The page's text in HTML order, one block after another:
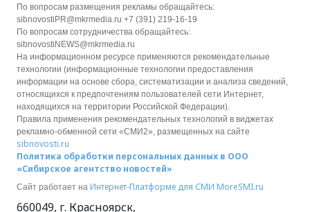
По вопросам размещения рекламы обращайтесь:
sibnovostiPR@mkrmedia.ru +7 (391) 219-16-19
По вопросам сотрудничества обращайтесь:
sibnovostiNEWS@mkrmedia.ru
На информационном ресурсе применяются рекомендательные
технологии (информационные технологии предоставления
информации на основе сбора, систематизации и анализа сведений,
относящихся к предпочтениям пользователей сети Интернет,
находящихся на территории Российской Федерации).
Правила применения рекомендательных технологий в виджетах
рекламно-обменной сети «СМИ2», размещенных на сайте
sibnovosti.ru
Политика обработки персональных данных в ООО
«Сибирское агентство новостей»
Сайт работает на Интернет-Платформе для СМИ MoreSMI.ru
660049, г. Красноярск,